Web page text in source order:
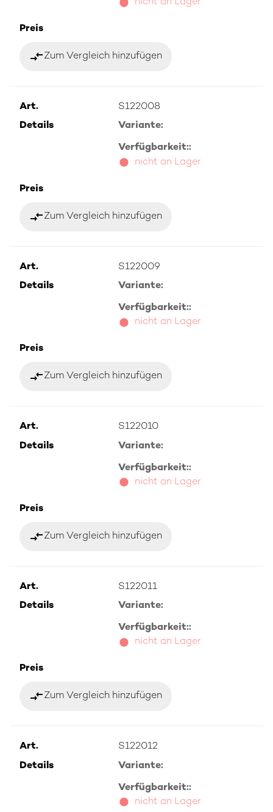
nicht an Lager
Preis
compare_arrowsZum Vergleich hinzufügen
Art.
S122008
Details
Variante:
Verfügbarkeit::
nicht an Lager
Preis
compare_arrowsZum Vergleich hinzufügen
Art.
S122009
Details
Variante:
Verfügbarkeit::
nicht an Lager
Preis
compare_arrowsZum Vergleich hinzufügen
Art.
S122010
Details
Variante:
Verfügbarkeit::
nicht an Lager
Preis
compare_arrowsZum Vergleich hinzufügen
Art.
S122011
Details
Variante:
Verfügbarkeit::
nicht an Lager
Preis
compare_arrowsZum Vergleich hinzufügen
Art.
S122012
Details
Variante:
Verfügbarkeit::
nicht an Lager